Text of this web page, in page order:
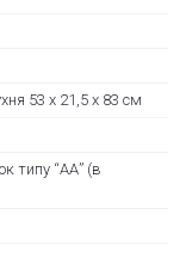
53 х 21,5 х 83 см
типу “АА” (в